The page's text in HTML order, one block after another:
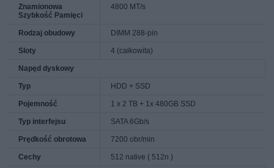
Znamionowa
Szybkość Pamięci
4800 MT/s
Rodzaj obudowy DIMM 288-pin
Sloty 4 (całkowita)
Napęd dyskowy
Typ HDD + SSD
Pojemność 1 x 2 TB + 1x 480GB SSD
Typ interfejsu SATA 6Gb/s
Prędkość obrotowa 7200 obr/min
Cechy 512 native ( 512n )